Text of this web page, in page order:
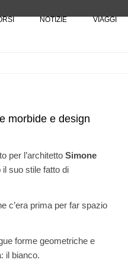
NOTIZIE VIAGGI
morbide e design
per l’architetto Simone
suo stile fatto di
c’era prima per far spazio
forme geometriche e
il bianco.
è sito Unesco: dieci
World Heritage List
| 22 agosto > 30 settembre